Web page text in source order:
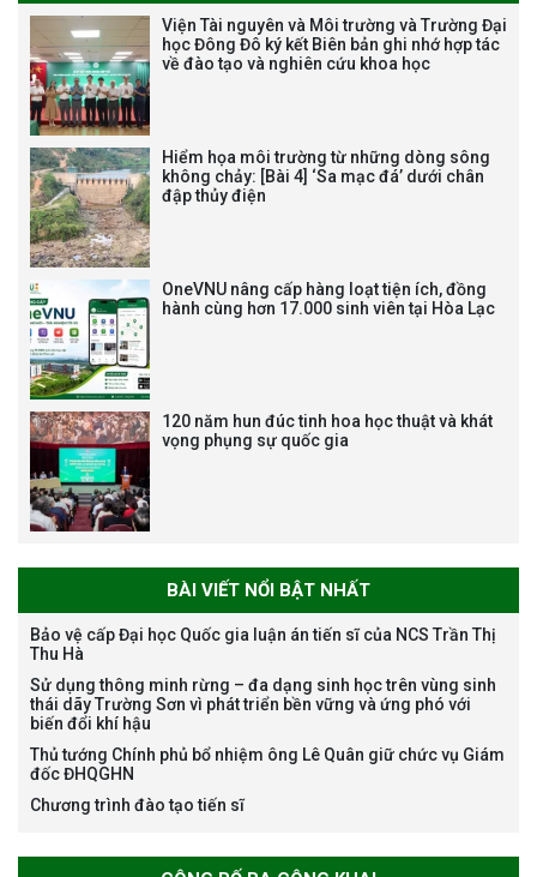
THƯ CẢM ƠN LỄ KỶ NIỆM 40
NĂM XÂY DỰNG VÀ PHÁT TRIỂN
VIỆN (1985-2025) VÀ ĐÓN
vị trí việc làm chức danh nghề
nghiệp chuyên môn dùng
Bảo vệ luận án tiến sĩ của NCS
Nguyễn Thế Thông
Viện Tài nguyên và Môi trường và Trường Đại
học Đông Đô ký kết Biên bản ghi nhớ hợp tác
về đào tạo và nghiên cứu khoa học
Hiểm họa môi trường từ những dòng sông
không chảy: [Bài 4] ‘Sa mạc đá’ dưới chân
đập thủy điện
OneVNU nâng cấp hàng loạt tiện ích, đồng
hành cùng hơn 17.000 sinh viên tại Hòa Lạc
120 năm hun đúc tinh hoa học thuật và khát
vọng phụng sự quốc gia
BÀI VIẾT NỔI BẬT NHẤT
Bảo vệ cấp Đại học Quốc gia luận án tiến sĩ của NCS Trần Thị
Thu Hà
Sử dụng thông minh rừng – đa dạng sinh học trên vùng sinh
thái dãy Trường Sơn vì phát triển bền vững và ứng phó với
biến đổi khí hậu
Thủ tướng Chính phủ bổ nhiệm ông Lê Quân giữ chức vụ Giám
đốc ĐHQGHN
Chương trình đào tạo tiến sĩ